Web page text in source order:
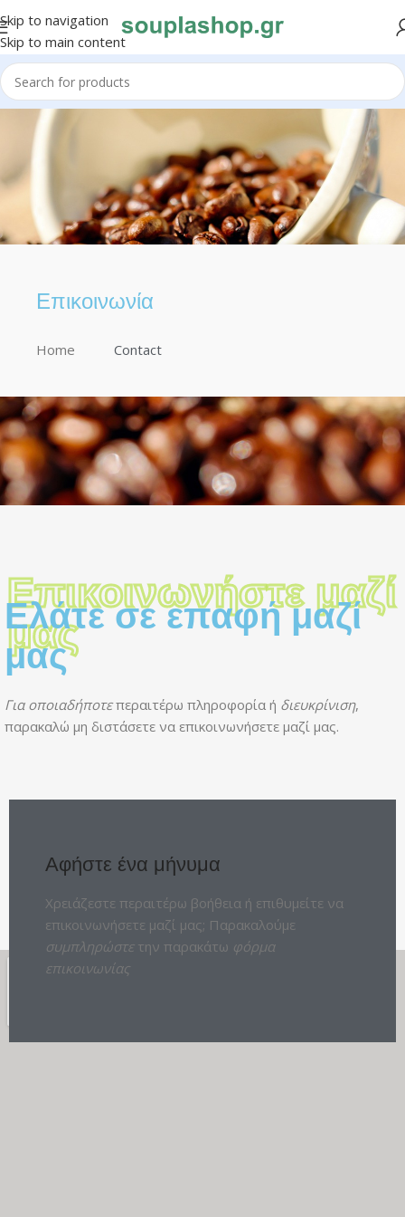
Skip to navigation
Skip to main content
Επικοινωνία
Home Contact
Επικοινωνήστε μαζί
μας
Ελάτε σε επαφή μαζί
μας
Για οποιαδήποτεπεραιτέρω πληροφορία ή διευκρίνιση,
παρακαλώ μη διστάσετε να επικοινωνήσετε μαζί μας.
Αφήστε ένα μήνυμα
Χρειάζεστε περαιτέρω βοήθεια ή επιθυμείτε να
επικοινωνήσετε μαζί μας; Παρακαλούμε
συμπληρώστετην παρακάτω φόρμα
επικοινωνίας